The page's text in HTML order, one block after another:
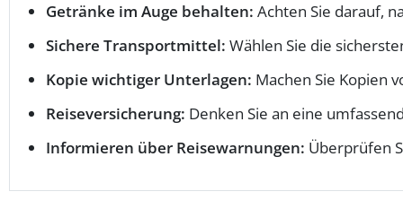
Getränke im Auge behalten: Achten Sie darauf,
Sichere Transportmittel: Wählen Sie die
Kopie wichtiger Unterlagen: Machen Sie Kopien
Reiseversicherung: Denken Sie an eine
Informieren über Reisewarnungen: Überprüfen